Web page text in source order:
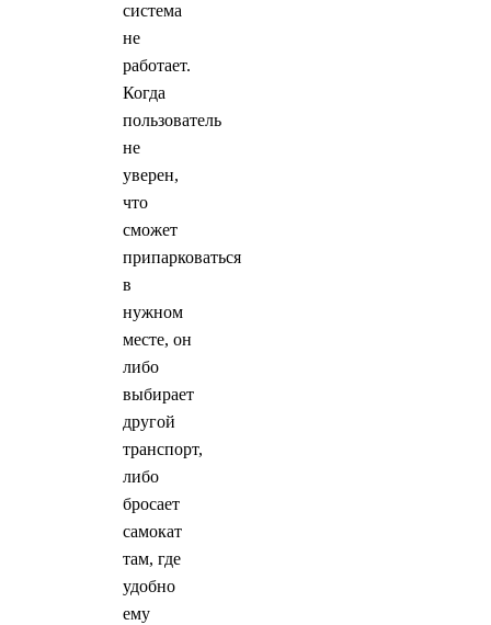
система
не
работает.
Когда
пользователь
не
уверен,
что
сможет
припарковаться
в
нужном
месте, он
либо
выбирает
другой
транспорт,
либо
бросает
самокат
там, где
удобно
ему